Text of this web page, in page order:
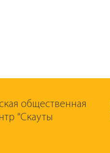
общественная
"Скауты